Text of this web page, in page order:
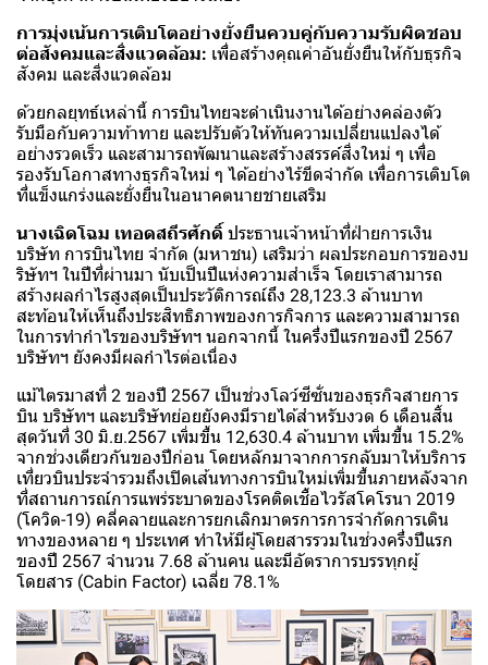
การมุ่งเน้นการเติบโตอย่างยั่งยืนควบคู่กับความรับผิดชอบ
ต่อสังคมและสิ่งแวดล้อม: เพื่อสร้างคุณค่าอันยั่งยืนให้กับธุรกิจ
สังคม และสิ่งแวดล้อม
ด้วยกลยุทธ์เหล่านี้ การบินไทยจะดำเนินงานได้อย่างคล่องตัว
รับมือกับความท้าทาย และปรับตัวให้ทันความเปลี่ยนแปลงได้
อย่างรวดเร็ว และสามารถพัฒนาและสร้างสรรค์สิ่งใหม่ ๆ เพื่อ
รองรับโอกาสทางธุรกิจใหม่ ๆ ได้อย่างไร้ขีดจำกัด เพื่อการเติบโต
ที่แข็งแกร่งและยั่งยืนในอนาคตนายชายเสริม
นางเฉิดโฉม เทอดสถีรศักดิ์ ประธานเจ้าหน้าที่ฝ่ายการเงิน
บริษัท การบินไทย จำกัด (มหาชน) เสริมว่า ผลประกอบการของบ
ริษัทฯ ในปีที่ผ่านมา นับเป็นปีแห่งความสำเร็จ โดยเราสามารถ
สร้างผลกำไรสูงสุดเป็นประวัติการณ์ถึง 28,123.3 ล้านบาท
สะท้อนให้เห็นถึงประสิทธิภาพของการกิจการ และความสามารถ
ในการทำกำไรของบริษัทฯ นอกจากนี้ ในครึ่งปีแรกของปี 2567
บริษัทฯ ยังคงมีผลกำไรต่อเนื่อง
แม้ไตรมาสที่ 2 ของปี 2567 เป็นช่วงโลว์ซีซั่นของธุรกิจสายการ
บิน บริษัทฯ และบริษัทย่อยยังคงมีรายได้สำหรับงวด 6 เดือนสิ้น
สุดวันที่ 30 มิ.ย.2567 เพิ่มขึ้น 12,630.4 ล้านบาท เพิ่มขึ้น 15.2%
จากช่วงเดียวกันของปีก่อน โดยหลักมาจากการกลับมาให้บริการ
เที่ยวบินประจำรวมถึงเปิดเส้นทางการบินใหม่เพิ่มขึ้นภายหลังจาก
ที่สถานการณ์การแพร่ระบาดของโรคติดเชื้อไวรัสโคโรนา 2019
(โควิด-19) คลี่คลายและการยกเลิกมาตรการการจำกัดการเดิน
ทางของหลาย ๆ ประเทศ ทำให้มีผู้โดยสารรวมในช่วงครึ่งปีแรก
ของปี 2567 จำนวน 7.68 ล้านคน และมีอัตราการบรรทุกผู้
โดยสาร (Cabin Factor) เฉลี่ย 78.1%